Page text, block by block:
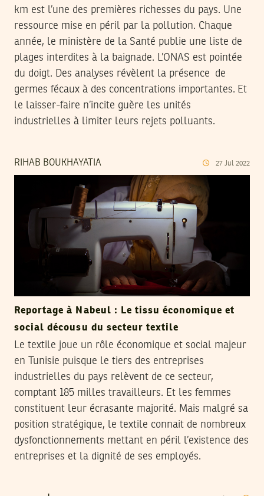
km est l’une des premières richesses du pays. Une
ressource mise en péril par la pollution. Chaque
année, le ministère de la Santé publie une liste de
plages interdites à la baignade. L’ONAS est pointée
du doigt. Des analyses révèlent la présence de
germes fécaux à des concentrations importantes. Et
le laisser-faire n’incite guère les unités
industrielles à limiter leurs rejets polluants.
RIHAB BOUKHAYATIA 27 Jul 2022
Reportage à Nabeul : Le tissu économique et
social décousu du secteur textile
Le textile joue un rôle économique et social majeur
en Tunisie puisque le tiers des entreprises
industrielles du pays relèvent de ce secteur,
comptant 185 milles travailleurs. Et les femmes
constituent leur écrasante majorité. Mais malgré sa
position stratégique, le textile connait de nombreux
dysfonctionnements mettant en péril l’existence des
entreprises et la dignité de ses employés.